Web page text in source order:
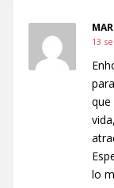
13
que
lo